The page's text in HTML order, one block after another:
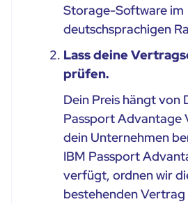
Storage-Software im
deutschsprachigen
Lass deine
prüfen.
Dein Preis hängt von
Passport Advantage
dein Unternehmen
IBM Passport
verfügt, ordnen wir
bestehenden Vertrag